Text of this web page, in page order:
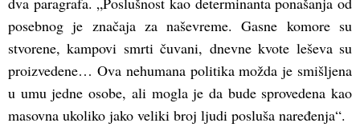
posebnog je značaja za naševreme. Gasne komore su
stvorene, kampovi smrti čuvani, dnevne kvote leševa su
proizvedene… Ova nehumana politika možda je smišljena
u umu jedne osobe, ali mogla je da bude sprovedena kao
masovna ukoliko jako veliki broj ljudi posluša naređenja“.